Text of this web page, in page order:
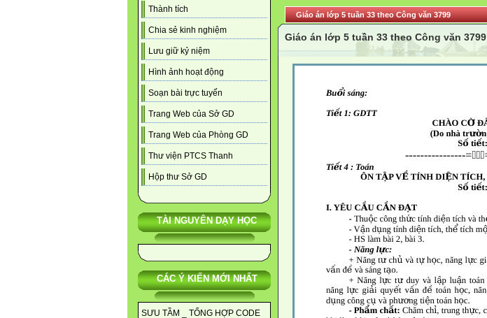
Thành tích
Chia sẻ kinh nghiệm
Lưu giữ kỷ niệm
Hình ảnh hoạt động
Soạn bài trực tuyến
Trang Web của Sở GD
Trang Web của Phòng GD
Thư viện PTCS Thanh
Hộp thư Sở GD
TÀI NGUYÊN DẠY HỌC
CÁC Ý KIẾN MỚI NHẤT
SƯU TẦM _ TỔNG HỢP CODE
Giáo án lớp 5 tuần 33 theo Công văn 3799
Giáo án lớp 5 tuần 33 theo Công văn 3799